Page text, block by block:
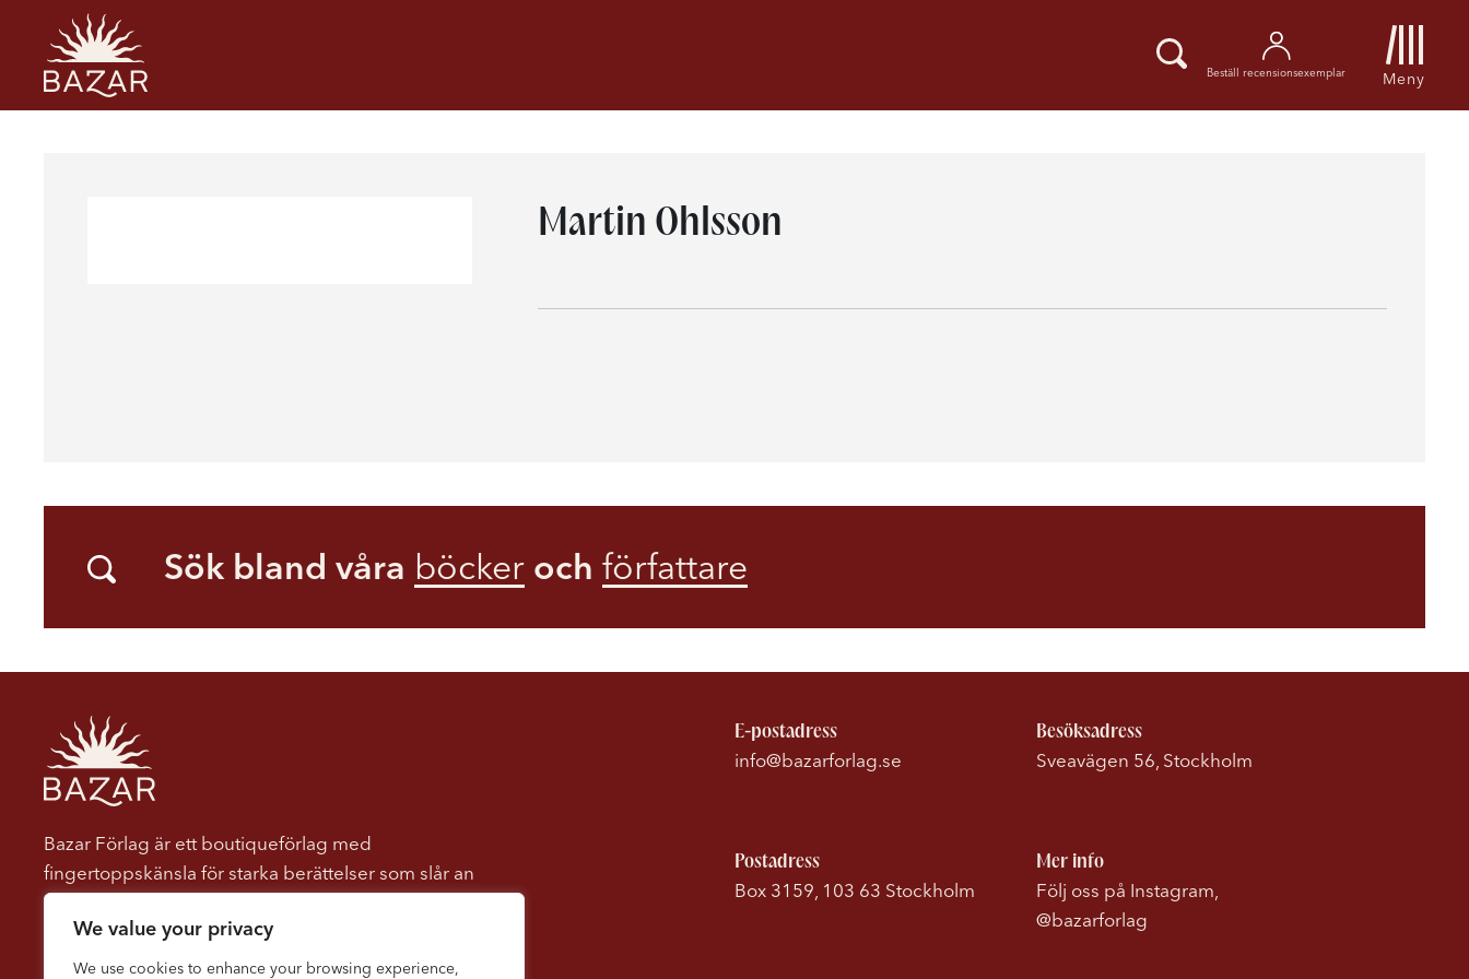
We value your privacy
We use cookies to enhance your browsing experience,
Beställ recensionsexemplar Meny
Martin Ohlsson
Sök bland våra böcker och författare
Bazar Förlag är ett boutiqueförlag med
fingertoppskänsla för starka berättelser som slår an
hos läsaren. Vi ger ut böcker som berör, engagerar
och dröjer sig kvar. Vi tror på kraften i berättelser
som både underhåller och utmanar, som öppnar
E-postadress
info@bazarforlag.se
Besöksadress
Sveavägen 56, Stockholm
Postadress
Box 3159, 103 63 Stockholm
Mer info
Följ oss på Instagram,
@bazarforlag